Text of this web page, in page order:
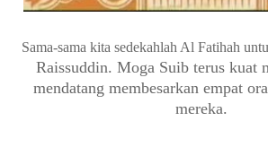
Sama-sama kita sedekahlah Al Fatihah
Raissuddin. Moga Suib terus kuat
mendatang membesarkan empat
mereka.